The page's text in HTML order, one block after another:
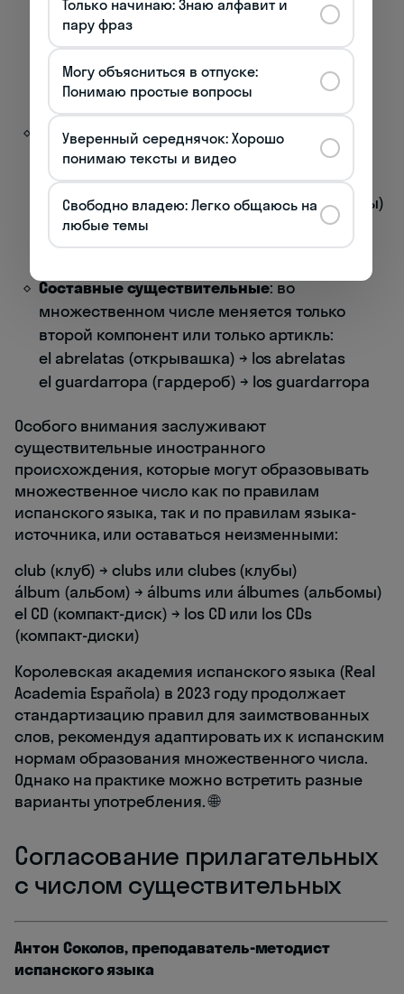
употребляются только во множественном
числе:
las tijeras (ножницы)
los víveres (продовольствие, провизия)
Смена ударения: в некоторых словах при
образовании множественного числа
меняется ударение:
el régimen (режим) → los regímenes (режимы)
el espécimen (образец) → los especímenes
(образцы)
Составные существительные: во
множественном числе меняется только
второй компонент или только артикль:
el abrelatas (открывашка) → los abrelatas
el guardarropa (гардероб) → los guardarropa
Особого внимания заслуживают
существительные иностранного
происхождения, которые могут образовывать
множественное число как по правилам
испанского языка, так и по правилам языка-
источника, или оставаться неизменными:
club (клуб) → clubs или clubes (клубы)
álbum (альбом) → álbums или álbumes (альбомы)
el CD (компакт-диск) → los CD или los CDs
(компакт-диски)
Королевская академия испанского языка (Real
Academia Española) в 2023 году продолжает
стандартизацию правил для заимствованных
слов, рекомендуя адаптировать их к испанским
нормам образования множественного числа.
Однако на практике можно встретить разные
варианты употребления. 🌐
Согласование прилагательных
с числом существительных
Антон Соколов, преподаватель-методист
испанского языка
Только начинаю: Знаю алфавит и
пару фраз
Могу объясниться в отпуске:
Понимаю простые вопросы
Уверенный середнячок: Хорошо
понимаю тексты и видео
Свободно владею: Легко общаюсь на
любые темы